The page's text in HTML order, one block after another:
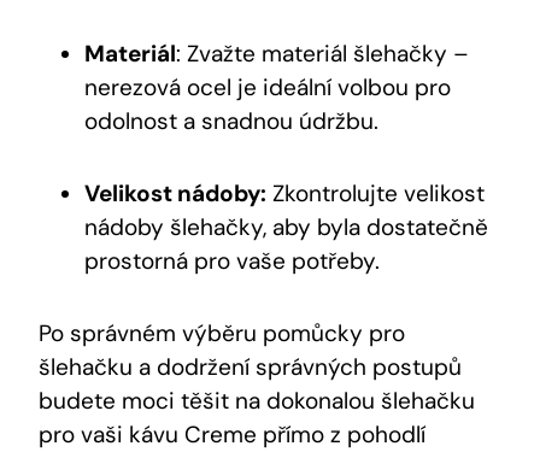
Materiál: Zvažte materiál šlehačky –
nerezová ocel je ideální volbou pro
odolnost a snadnou údržbu.
Velikost nádoby: Zkontrolujte velikost
nádoby šlehačky, aby byla dostatečně
prostorná pro vaše potřeby.
Po správném výběru pomůcky pro
šlehačku a dodržení správných postupů
budete moci těšit na dokonalou šlehačku
pro vaši kávu Creme přímo z pohodlí